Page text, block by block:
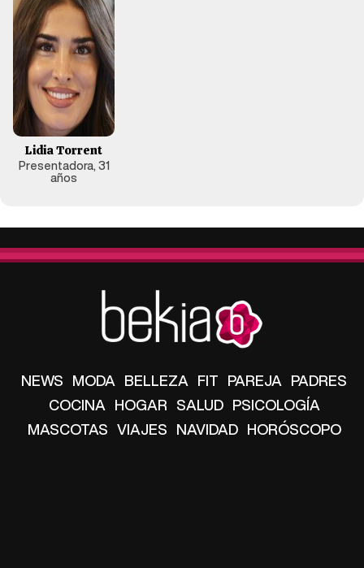
Lidia Torrent
Presentadora, 31
años
NEWS MODA BELLEZA FIT PAREJA PADRES
COCINA HOGAR SALUD PSICOLOGÍA
MASCOTAS VIAJES NAVIDAD HORÓSCOPO